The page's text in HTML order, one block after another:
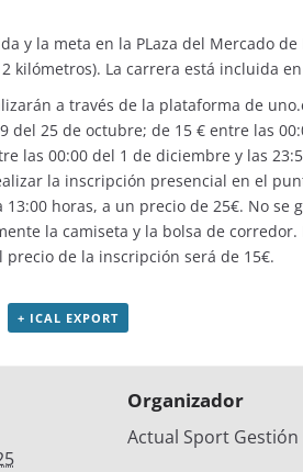
y la meta en la PLaza del Mercado
kilómetros). La carrera está incluida
a través de la plataforma de
del 25 de octubre; de 15 € entre las
las 00:00 del 1 de diciembre y las
la inscripción presencial en el
horas, a un precio de 25€. No se
la camiseta y la bolsa de
de la inscripción será de 15€.
+ ICAL EXPORT
Organizador
Actual Sport Gestión